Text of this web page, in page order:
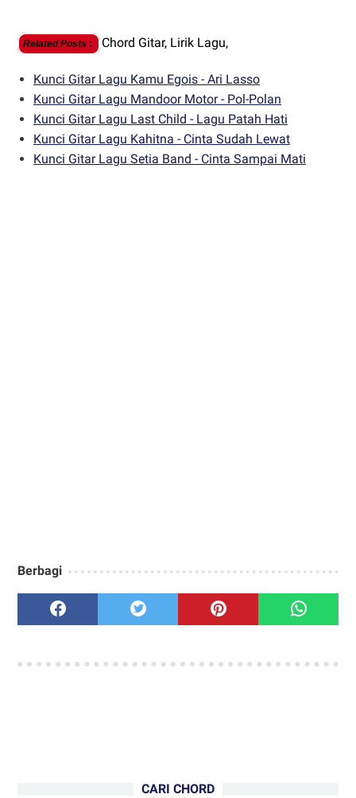
Related Posts : Chord Gitar, Lirik Lagu,
Kunci Gitar Lagu Kamu Egois - Ari Lasso
Kunci Gitar Lagu Mandoor Motor - Pol-Polan
Kunci Gitar Lagu Last Child - Lagu Patah Hati
Kunci Gitar Lagu Kahitna - Cinta Sudah Lewat
Kunci Gitar Lagu Setia Band - Cinta Sampai Mati
Berbagi
CARI CHORD